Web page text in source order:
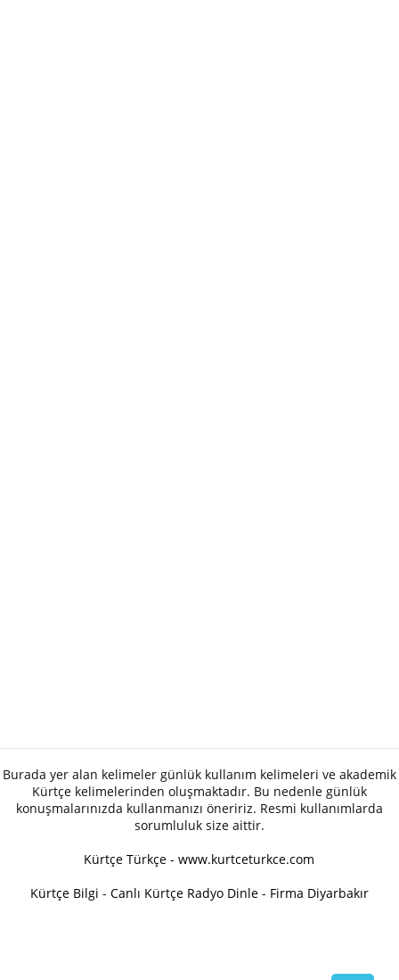
Burada yer alan kelimeler günlük kullanım kelimeleri ve akademik
Kürtçe kelimelerinden oluşmaktadır. Bu nedenle günlük
konuşmalarınızda kullanmanızı öneririz. Resmi kullanımlarda
sorumluluk size aittir.
Kürtçe Türkçe - www.kurtceturkce.com
Kürtçe Bilgi - Canlı Kürtçe Radyo Dinle - Firma Diyarbakır